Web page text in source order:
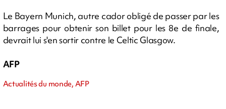
Le Bayern Munich, autre cador obligé de passer par les
barrages pour obtenir son billet pour les 8e de finale,
devrait lui s'en sortir contre le Celtic Glasgow.
AFP
Actualités du monde, AFP